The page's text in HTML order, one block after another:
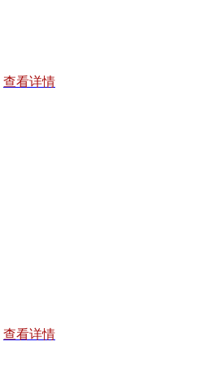
查看详情
查看详情